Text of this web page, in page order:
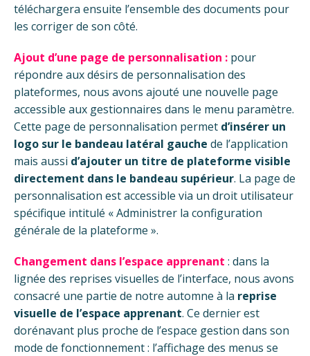
téléchargera ensuite l’ensemble des documents pour
les corriger de son côté.
Ajout d’une page de personnalisation : pour
répondre aux désirs de personnalisation des
plateformes, nous avons ajouté une nouvelle page
accessible aux gestionnaires dans le menu paramètre.
Cette page de personnalisation permet d’insérer un
logo sur le bandeau latéral gauche de l’application
mais aussi d’ajouter un titre de plateforme visible
directement dans le bandeau supérieur. La page de
personnalisation est accessible via un droit utilisateur
spécifique intitulé « Administrer la configuration
générale de la plateforme ».
Changement dans l’espace apprenant : dans la
lignée des reprises visuelles de l’interface, nous avons
consacré une partie de notre automne à la reprise
visuelle de l’espace apprenant. Ce dernier est
dorénavant plus proche de l’espace gestion dans son
mode de fonctionnement : l’affichage des menus se